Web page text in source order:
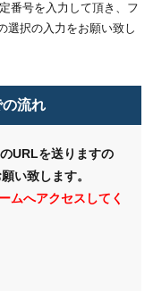
番号を入力して頂き、フ
選択の入力をお願い致し
流れ
URLを送りますの
い致します。
ムへアクセスしてく